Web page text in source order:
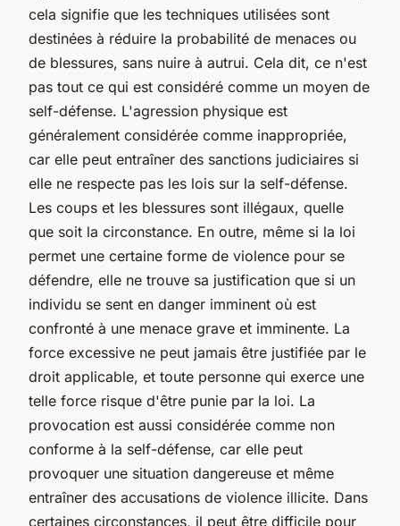
cela signifie que les techniques utilisées sont
destinées à réduire la probabilité de menaces ou
de blessures, sans nuire à autrui. Cela dit, ce n'est
pas tout ce qui est considéré comme un moyen de
self-défense. L'agression physique est
généralement considérée comme inappropriée,
car elle peut entraîner des sanctions judiciaires si
elle ne respecte pas les lois sur la self-défense.
Les coups et les blessures sont illégaux, quelle
que soit la circonstance. En outre, même si la loi
permet une certaine forme de violence pour se
défendre, elle ne trouve sa justification que si un
individu se sent en danger imminent où est
confronté à une menace grave et imminente. La
force excessive ne peut jamais être justifiée par le
droit applicable, et toute personne qui exerce une
telle force risque d'être punie par la loi. La
provocation est aussi considérée comme non
conforme à la self-défense, car elle peut
provoquer une situation dangereuse et même
entraîner des accusations de violence illicite. Dans
certaines circonstances, il peut être difficile pour